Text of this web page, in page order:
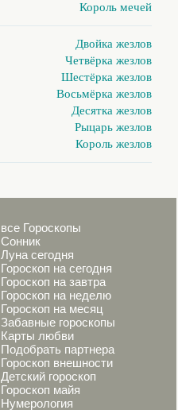
Король мечей
Двойка жезлов
Четвёрка жезлов
Шестёрка жезлов
Восьмёрка жезлов
Десятка жезлов
Рыцарь жезлов
Король жезлов
все Гороскопы
Сонник
Луна сегодня
Гороскоп на сегодня
Гороскоп на завтра
Гороскоп на неделю
Гороскоп на месяц
Забавные гороскопы
Карты любви
Подобрать партнера
Гороскоп внешности
Детский гороскоп
Гороскоп майя
Нумерология